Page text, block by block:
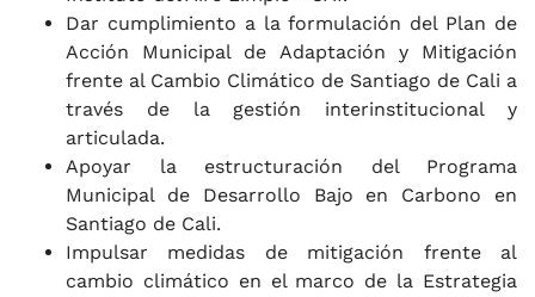
Dar cumplimiento a la formulación del Plan de
Acción Municipal de Adaptación y Mitigación
frente al Cambio Climático de Santiago de Cali a
través de la gestión interinstitucional y
articulada.
Apoyar la estructuración del Programa
Municipal de Desarrollo Bajo en Carbono en
Santiago de Cali.
Impulsar medidas de mitigación frente al
cambio climático en el marco de la Estrategia